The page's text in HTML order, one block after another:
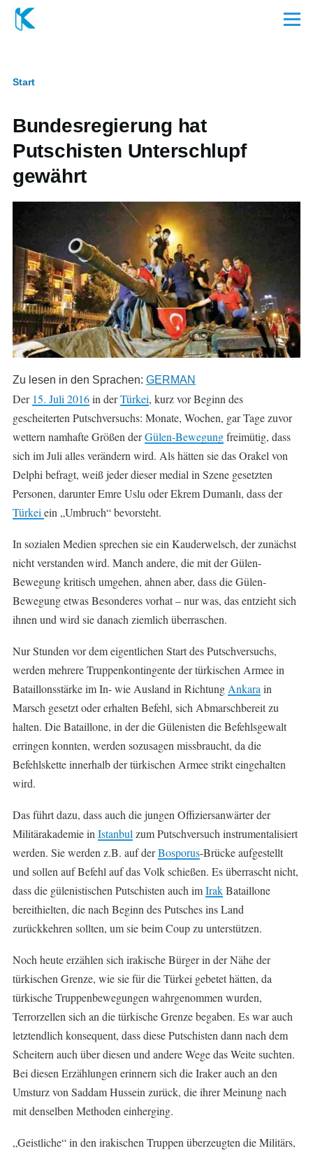
Direkt zum Inhalt
Menü
Start
Bundesregierung hat
Putschisten Unterschlupf
gewährt
Zu lesen in den Sprachen: GERMAN
Der 15. Juli 2016in derTürkei, kurz vor Beginn des
gescheiterten Putschversuchs: Monate, Wochen, gar Tage zuvor
wettern namhafte Größen derGülen-Bewegungfreimütig, dass
sich im Juli alles verändern wird. Als hätten sie das Orakel von
Delphi befragt, weiß jeder dieser medial in Szene gesetzten
Personen, darunter Emre Uslu oder Ekrem Dumanlı, dass der
Türkei ein „Umbruch“ bevorsteht.
In sozialen Medien sprechen sie ein Kauderwelsch, der zunächst
nicht verstanden wird. Manch andere, die mit der Gülen-
Bewegung kritisch umgehen, ahnen aber, dass die Gülen-
Bewegung etwas Besonderes vorhat – nur was, das entzieht sich
ihnen und wird sie danach ziemlich überraschen.
Nur Stunden vor dem eigentlichen Start des Putschversuchs,
werden mehrere Truppenkontingente der türkischen Armee in
Bataillonsstärke im In- wie Ausland in Richtung Ankara in
Marsch gesetzt oder erhalten Befehl, sich Abmarschbereit zu
halten. Die Bataillone, in der die Gülenisten die Befehlsgewalt
erringen konnten, werden sozusagen missbraucht, da die
Befehlskette innerhalb der türkischen Armee strikt eingehalten
wird.
Das führt dazu, dass auch die jungen Offiziersanwärter der
Militärakademie in Istanbul zum Putschversuch instrumentalisiert
werden. Sie werden z.B. auf derBosporus-Brücke aufgestellt
und sollen auf Befehl auf das Volk schießen. Es überrascht nicht,
dass die gülenistischen Putschisten auch imIrakBataillone
bereithielten, die nach Beginn des Putsches ins Land
zurückkehren sollten, um sie beim Coup zu unterstützen.
Noch heute erzählen sich irakische Bürger in der Nähe der
türkischen Grenze, wie sie für die Türkei gebetet hätten, da
türkische Truppenbewegungen wahrgenommen wurden,
Terrorzellen sich an die türkische Grenze begaben. Es war auch
letztendlich konsequent, dass diese Putschisten dann nach dem
Scheitern auch über diesen und andere Wege das Weite suchten.
Bei diesen Erzählungen erinnern sich die Iraker auch an den
Umsturz von Saddam Hussein zurück, die ihrer Meinung nach
mit denselben Methoden einherging.
„Geistliche“ in den irakischen Truppen überzeugten die Militärs,